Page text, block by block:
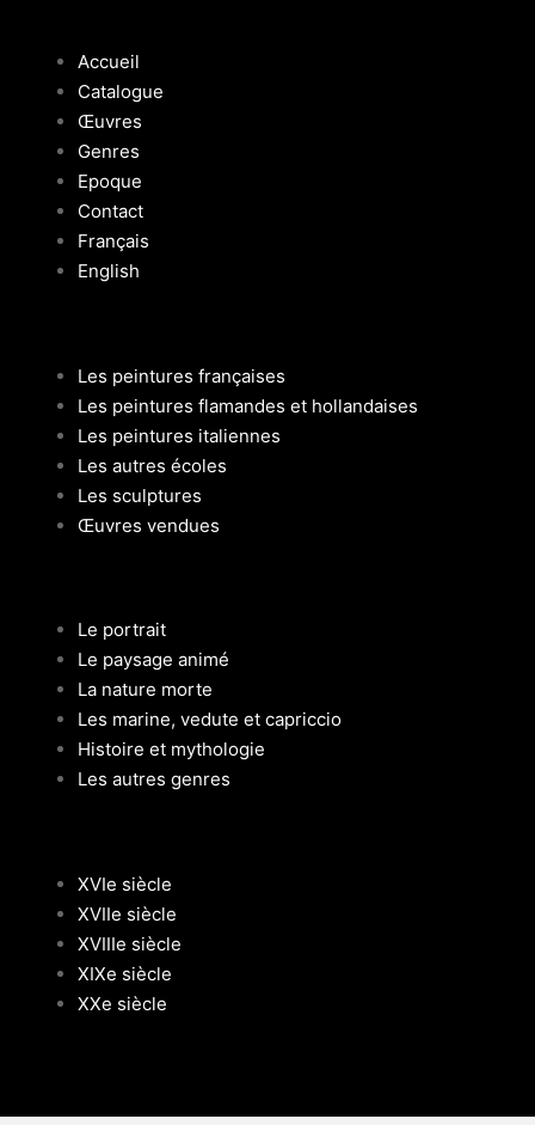
Accueil
Catalogue
Œuvres
Genres
Epoque
Contact
Français
English
Les peintures françaises
Les peintures flamandes et hollandaises
Les peintures italiennes
Les autres écoles
Les sculptures
Œuvres vendues
Le portrait
Le paysage animé
La nature morte
Les marine, vedute et capriccio
Histoire et mythologie
Les autres genres
XVIe siècle
XVIIe siècle
XVIIIe siècle
XIXe siècle
XXe siècle